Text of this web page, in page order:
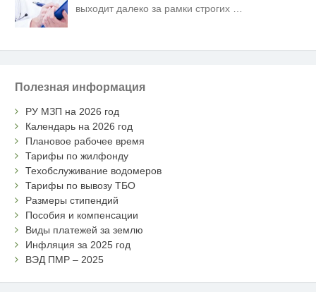
выходит далеко за рамки строгих
Полезная информация
РУ МЗП на 2026 год
Календарь на 2026 год
Плановое рабочее время
Тарифы по жилфонду
Техобслуживание водомеров
Тарифы по вывозу ТБО
Размеры стипендий
Пособия и компенсации
Виды платежей за землю
Инфляция за 2025 год
ВЭД ПМР – 2025